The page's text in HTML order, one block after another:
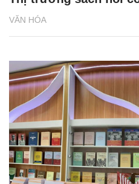
VĂN HÓA